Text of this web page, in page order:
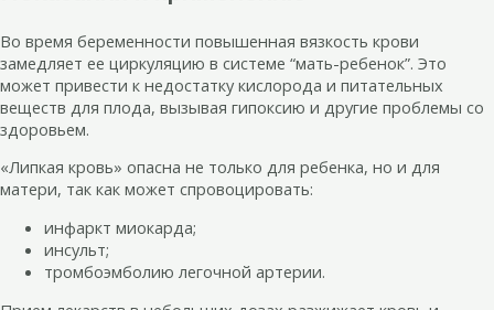
Во время беременности повышенная вязкость крови
замедляет ее циркуляцию в системе “мать-ребенок”. Это
может привести к недостатку кислорода и питательных
веществ для плода, вызывая гипоксию и другие проблемы со
здоровьем.
«Липкая кровь» опасна не только для ребенка, но и для
матери, так как может спровоцировать:
инфаркт миокарда;
инсульт;
тромбоэмболию легочной артерии.